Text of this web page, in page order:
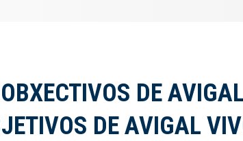
DE
DE AVIGAL